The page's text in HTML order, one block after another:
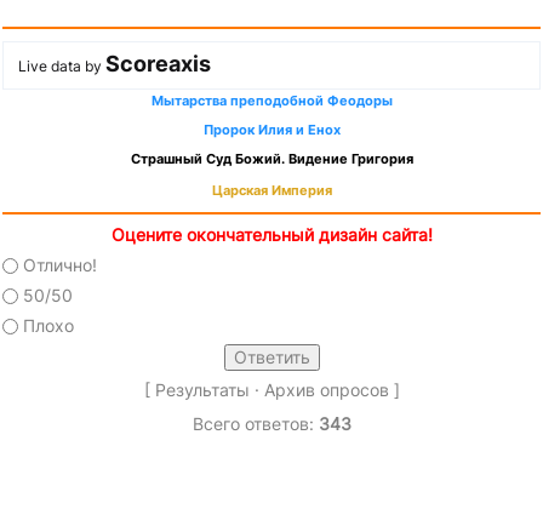
Live data by Scoreaxis
Мытарства преподобной Феодоры
Пророк Илия и Енох
Страшный Суд Божий. Видение Григория
Царская Империя
Оцените окончательный дизайн сайта!
Отлично!
50/50
Плохо
[ Результаты · Архив опросов ]
Всего ответов: 343